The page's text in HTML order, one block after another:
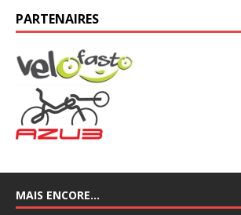
PARTENAIRES
MAIS ENCORE…